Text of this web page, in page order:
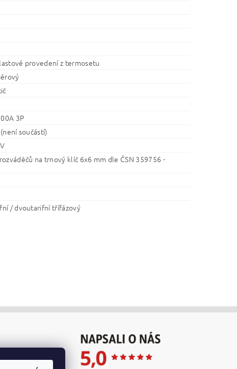
provedení z termosetu
3P
součástí)
na trnový klíč 6x6 mm dle ČSN 359756 -
/ dvoutarifní třífázový